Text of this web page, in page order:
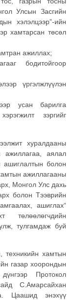
Улсын Засгийн
хэлэлцээр”-ийн
хамтарсан төсөл
ажиллах;
бодитойгоор
үргэлжлүүлэн
усан барилга
зэргийг
хуралдааны
аялал
ашиглалтын болон
ажиллагааны
Монгол Улс дахь
болон Тээврийн
ашиглах“
төлөөлөгчдийн
тулгамдаж буй
техникийн хамтын
газар хоорондын
Протокол
С.Амарсайхан
Цаашид энэхүү